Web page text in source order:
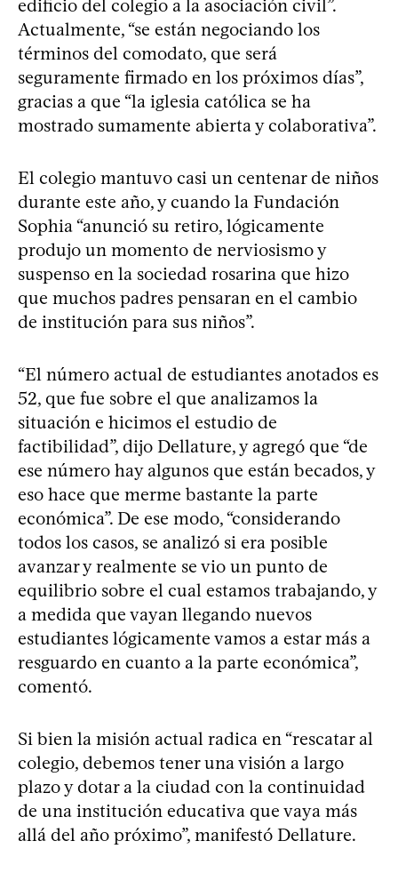
edificio del colegio a la asociación civil”.
Actualmente, “se están negociando los
términos del comodato, que será
seguramente firmado en los próximos días”,
gracias a que “la iglesia católica se ha
mostrado sumamente abierta y colaborativa”.
El colegio mantuvo casi un centenar de niños
durante este año, y cuando la Fundación
Sophia “anunció su retiro, lógicamente
produjo un momento de nerviosismo y
suspenso en la sociedad rosarina que hizo
que muchos padres pensaran en el cambio
de institución para sus niños”.
“El número actual de estudiantes anotados es
52, que fue sobre el que analizamos la
situación e hicimos el estudio de
factibilidad”, dijo Dellature, y agregó que “de
ese número hay algunos que están becados, y
eso hace que merme bastante la parte
económica”. De ese modo, “considerando
todos los casos, se analizó si era posible
avanzar y realmente se vio un punto de
equilibrio sobre el cual estamos trabajando, y
a medida que vayan llegando nuevos
estudiantes lógicamente vamos a estar más a
resguardo en cuanto a la parte económica”,
comentó.
Si bien la misión actual radica en “rescatar al
colegio, debemos tener una visión a largo
plazo y dotar a la ciudad con la continuidad
de una institución educativa que vaya más
allá del año próximo”, manifestó Dellature.